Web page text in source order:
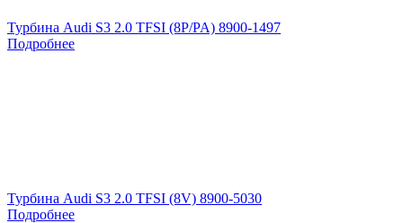
Турбина Audi S3 2.0 TFSI (8P/PA) 8900-1497
Подробнее
Турбина Audi S3 2.0 TFSI (8V) 8900-5030
Подробнее